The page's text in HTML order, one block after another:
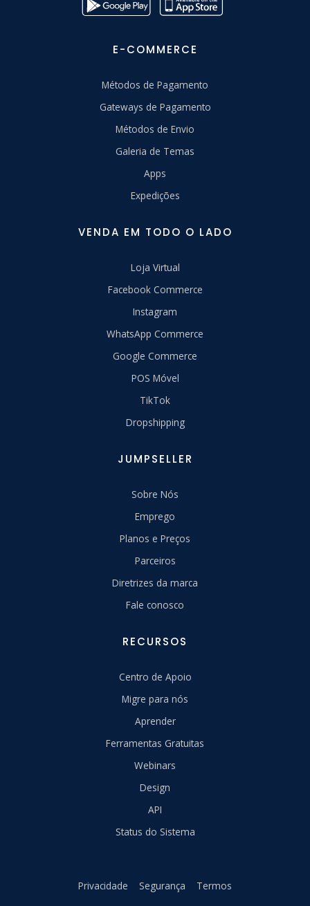
E-COMMERCE
Métodos de Pagamento
Gateways de Pagamento
Métodos de Envio
Galeria de Temas
Apps
Expedições
VENDA EM TODO O LADO
Loja Virtual
Facebook Commerce
Instagram
WhatsApp Commerce
Google Commerce
POS Móvel
TikTok
Dropshipping
JUMPSELLER
Sobre Nós
Emprego
Planos e Preços
Parceiros
Diretrizes da marca
Fale conosco
RECURSOS
Centro de Apoio
Migre para nós
Aprender
Ferramentas Gratuitas
Webinars
Design
API
Status do Sistema
Privacidade Segurança Termos